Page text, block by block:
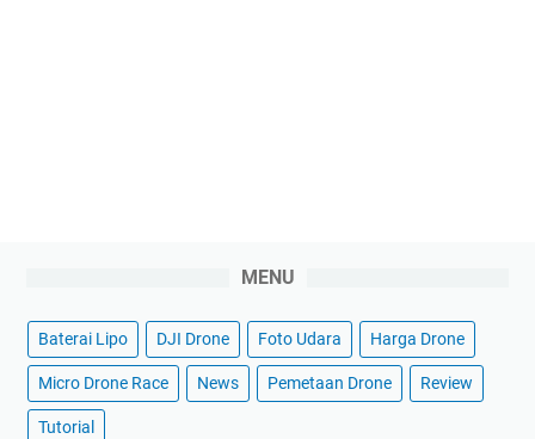
MENU
Baterai Lipo DJI Drone Foto Udara Harga Drone
Micro Drone Race News Pemetaan Drone Review
Tutorial